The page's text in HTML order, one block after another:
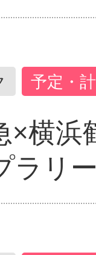
予定・
横浜
ラリ